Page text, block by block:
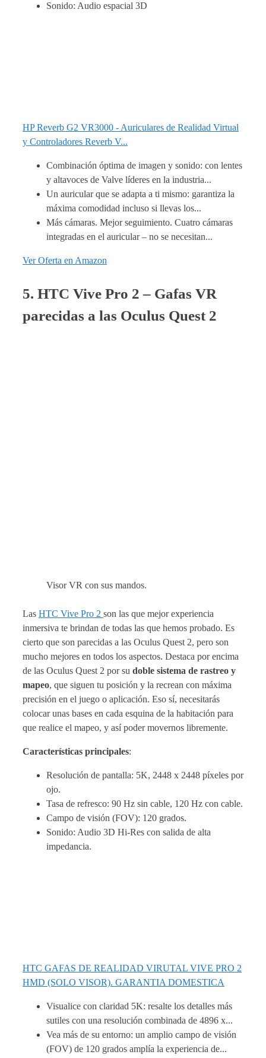
Sonido: Audio espacial 3D
HP Reverb G2 VR3000 - Auriculares de Realidad Virtual
y Controladores Reverb V...
Combinación óptima de imagen y sonido: con lentes
y altavoces de Valve líderes en la industria...
Un auricular que se adapta a ti mismo: garantiza la
máxima comodidad incluso si llevas los...
Más cámaras. Mejor seguimiento. Cuatro cámaras
integradas en el auricular – no se necesitan...
Ver Oferta en Amazon
5. HTC Vive Pro 2 – Gafas VR
parecidas a las Oculus Quest 2
Visor VR con sus mandos.
Las HTC Vive Pro 2 son las que mejor experiencia
inmersiva te brindan de todas las que hemos probado. Es
cierto que son parecidas a las Oculus Quest 2, pero son
mucho mejores en todos los aspectos. Destaca por encima
de las Oculus Quest 2 por su doble sistema de rastreo y
mapeo, que siguen tu posición y la recrean con máxima
precisión en el juego o aplicación. Eso sí, necesitarás
colocar unas bases en cada esquina de la habitación para
que realice el mapeo, y así poder movernos libremente.
Características principales:
Resolución de pantalla: 5K, 2448 x 2448 píxeles por
ojo.
Tasa de refresco: 90 Hz sin cable, 120 Hz con cable.
Campo de visión (FOV): 120 grados.
Sonido: Audio 3D Hi-Res con salida de alta
impedancia.
HTC GAFAS DE REALIDAD VIRUTAL VIVE PRO 2
HMD (SOLO VISOR). GARANTIA DOMESTICA
Visualice con claridad 5K: resalte los detalles más
sutiles con una resolución combinada de 4896 x...
Vea más de su entorno: un amplio campo de visión
(FOV) de 120 grados amplía la experiencia de...